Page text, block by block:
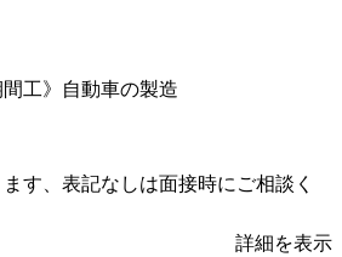
間工》自動車の製造
す、表記なしは面接時にご相談く
詳細を表示